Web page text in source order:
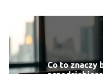
Co to znaczy